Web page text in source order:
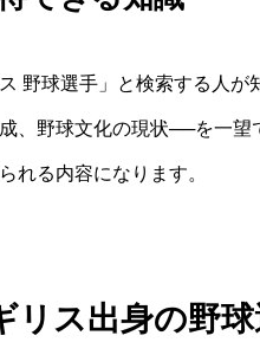
野球選手」と検索する人が
、野球文化の現状──を一
れる内容になります。
リス出身の野